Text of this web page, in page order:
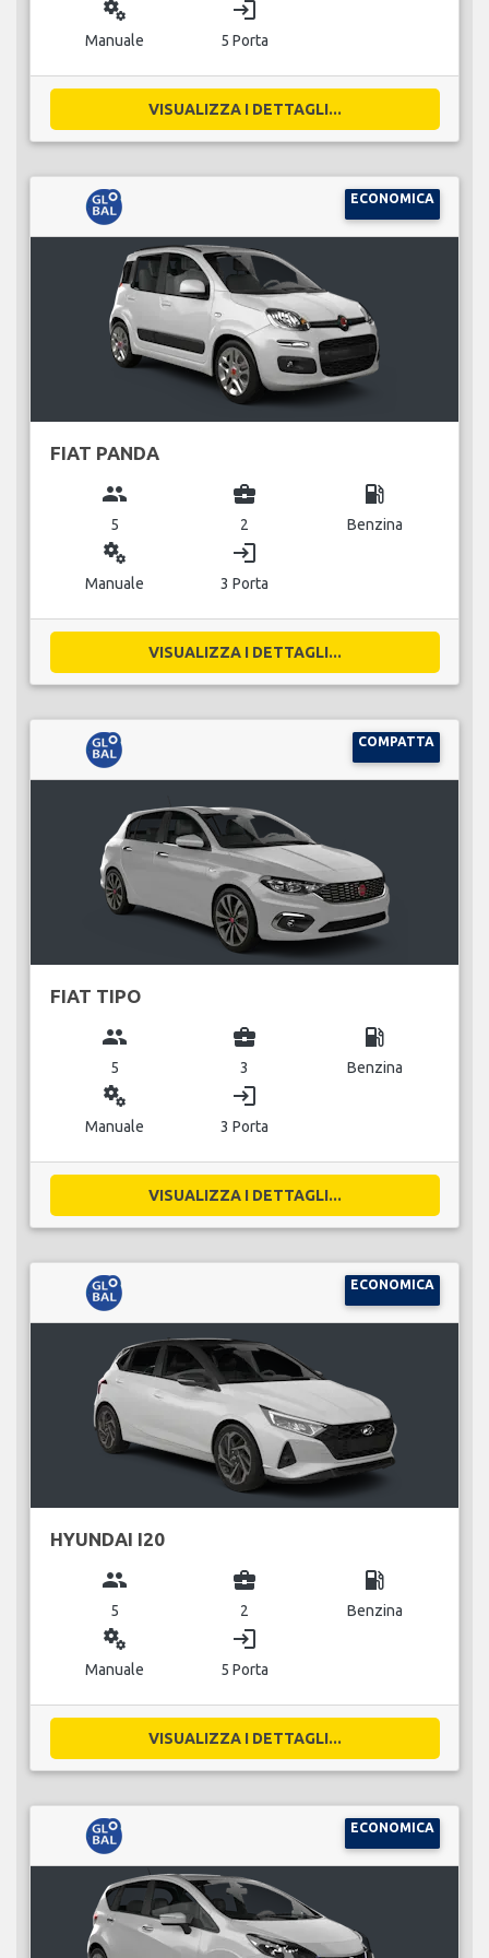
miscellaneous_services
Manuale
login
5 Porta
VISUALIZZA I DETTAGLI...
ECONOMICA
FIAT PANDA
group
5
business_center
2
local_gas_station
Benzina
miscellaneous_services
Manuale
login
3 Porta
VISUALIZZA I DETTAGLI...
COMPATTA
FIAT TIPO
group
5
business_center
3
local_gas_station
Benzina
miscellaneous_services
Manuale
login
3 Porta
VISUALIZZA I DETTAGLI...
ECONOMICA
HYUNDAI I20
group
5
business_center
2
local_gas_station
Benzina
miscellaneous_services
Manuale
login
5 Porta
VISUALIZZA I DETTAGLI...
ECONOMICA